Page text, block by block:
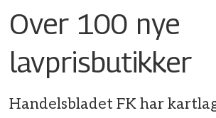
Over 100 nye
lavprisbutikker
Handelsbladet FK har